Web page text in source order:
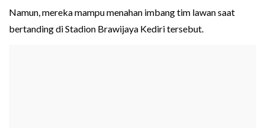
Namun, mereka mampu menahan imbang tim lawan saat
bertanding di Stadion Brawijaya Kediri tersebut.